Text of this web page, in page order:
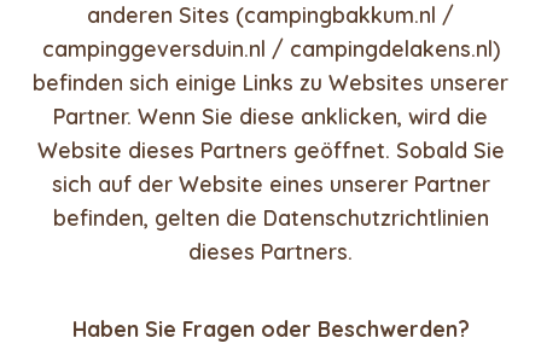
anderen Sites (campingbakkum.nl /
campinggeversduin.nl / campingdelakens.nl)
befinden sich einige Links zu Websites unserer
Partner. Wenn Sie diese anklicken, wird die
Website dieses Partners geöffnet. Sobald Sie
sich auf der Website eines unserer Partner
befinden, gelten die Datenschutzrichtlinien
dieses Partners.
Haben Sie Fragen oder Beschwerden?